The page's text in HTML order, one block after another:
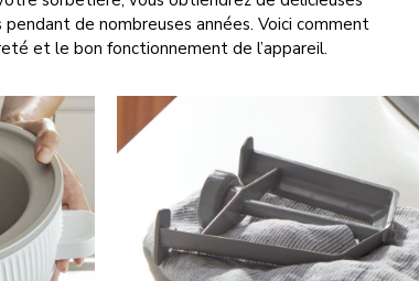
de nombreuses années. Voici comment
et le bon fonctionnement de l’appareil.